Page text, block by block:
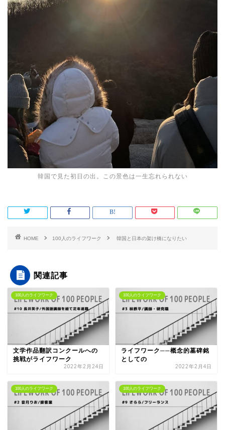
韓国で見た初日の出。この景色は一生忘れられない
HOME 100人のライフワーク 韓国と日本の架け橋になりたい
関連記事
100人のライフワーク
文学作品翻訳コンクールへの
挑戦がライフワーク
2022年2月24日
100人のライフワーク
ライフワーク──概念的墓碑銘
としての
2022年2月4日
100人のライフワーク 100人のライフワーク